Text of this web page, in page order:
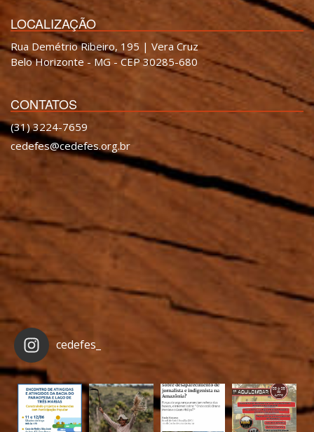
LOCALIZAÇÃO
Rua Demétrio Ribeiro, 195 | Vera Cruz
Belo Horizonte - MG - CEP 30285-680
CONTATOS
(31) 3224-7659
cedefes@cedefes.org.br
cedefes_